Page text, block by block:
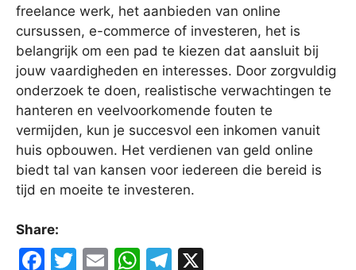
freelance werk, het aanbieden van online
cursussen, e-commerce of investeren, het is
belangrijk om een pad te kiezen dat aansluit bij
jouw vaardigheden en interesses. Door zorgvuldig
onderzoek te doen, realistische verwachtingen te
hanteren en veelvoorkomende fouten te
vermijden, kun je succesvol een inkomen vanuit
huis opbouwen. Het verdienen van geld online
biedt tal van kansen voor iedereen die bereid is
tijd en moeite te investeren.
Share:
F T E W T